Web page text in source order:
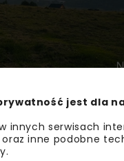
jest dla
innych serwisach
inne podobne